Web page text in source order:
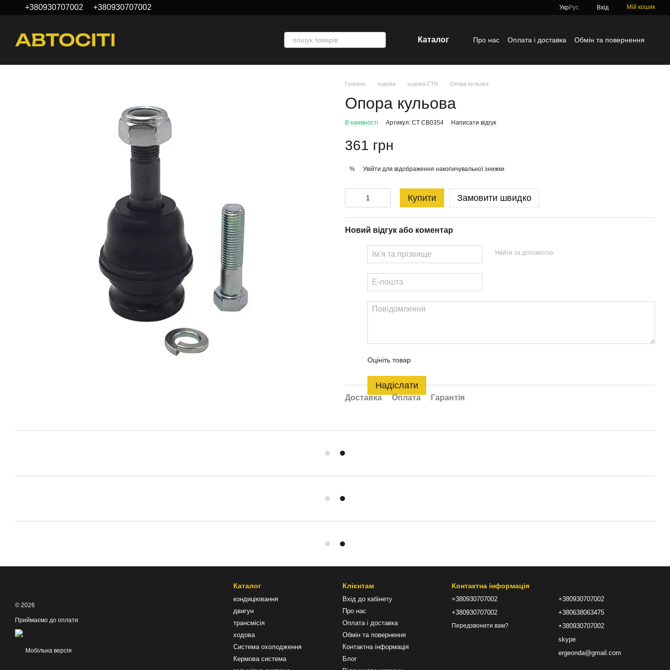
Перейти до основного контенту
+380930707002 +380930707002 УкрРус Вхід Мій кошик
Каталог Про нас Оплата і доставка
Обмін та повернення
Головна ходова ходова CTR Опора кульова
Опора кульова
В наявності Артикул: CT CB0354 Написати відгук
361 грн
% Увійти для відображення накопичувальної знижки
Купити Замовити швидко
Новий відгук або коментар
Увійти за допомогою
Оцініть товар
Надіслати
Доставка Оплата Гарантія
© 2026
Приймаємо до оплати
Мобільна версія
Каталог
кондиціювання
двигун
трансмісія
ходова
Система охолодження
Кермова система
Клієнтам
Вхід до кабінету
Про нас
Оплата і доставка
Обмін та повернення
Контактна інформація
Блог
Контактна інформація
+380930707002
+380930707002
Передзвонити вам?
+380930707002
+380638063475
+380930707002
skype
ergeonda@gmail.com